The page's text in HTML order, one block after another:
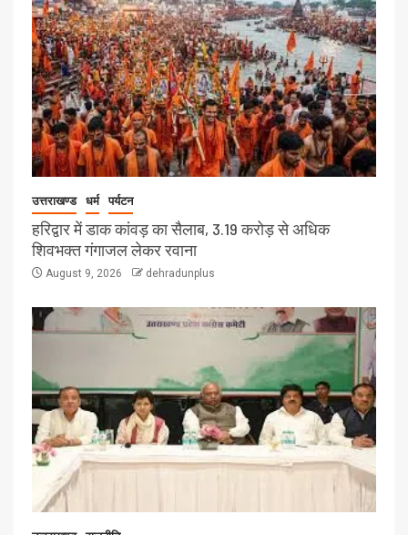
उत्तराखण्ड धर्म पर्यटन
हरिद्वार में डाक कांवड़ का सैलाब, 3.19 करोड़ से अधिक
शिवभक्त गंगाजल लेकर रवाना
August 9, 2026 dehradunplus